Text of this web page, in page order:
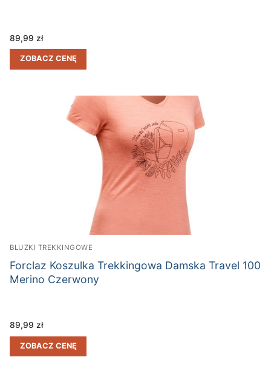
89,99 zł
ZOBACZ CENĘ
BLUZKI TREKKINGOWE
Forclaz Koszulka Trekkingowa Damska Travel 100
Merino Czerwony
89,99 zł
ZOBACZ CENĘ